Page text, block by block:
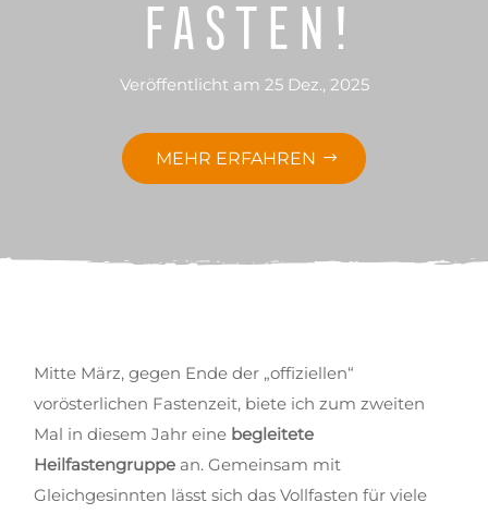
Fasten!
Veröffentlicht am 25 Dez., 2025
MEHR ERFAHREN
Mitte März, gegen Ende der „offiziellen“
vorösterlichen Fastenzeit, biete ich zum zweiten
Mal in diesem Jahr eine begleitete
Heilfastengruppe an. Gemeinsam mit
Gleichgesinnten lässt sich das Vollfasten für viele